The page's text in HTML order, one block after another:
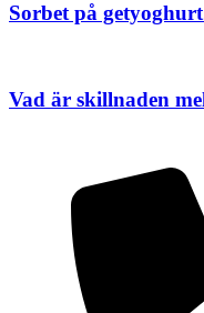
Sorbet på
Vad är skillnaden